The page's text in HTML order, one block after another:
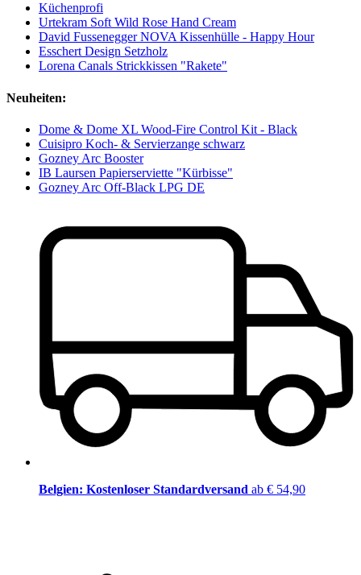
Küchenprofi
Urtekram Soft Wild Rose Hand Cream
David Fussenegger NOVA Kissenhülle - Happy Hour
Esschert Design Setzholz
Lorena Canals Strickkissen "Rakete"
Neuheiten:
Dome & Dome XL Wood-Fire Control Kit - Black
Cuisipro Koch- & Servierzange schwarz
Gozney Arc Booster
IB Laursen Papierserviette "Kürbisse"
Gozney Arc Off-Black LPG DE
Belgien: Kostenloser Standardversand ab € 54,90